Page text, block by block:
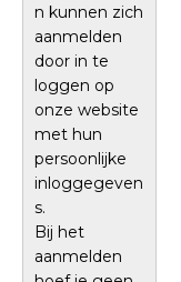
n kunnen zich
aanmelden
door in te
loggen op
onze website
met hun
persoonlijke
inloggegeven
s.
Bij het
aanmelden